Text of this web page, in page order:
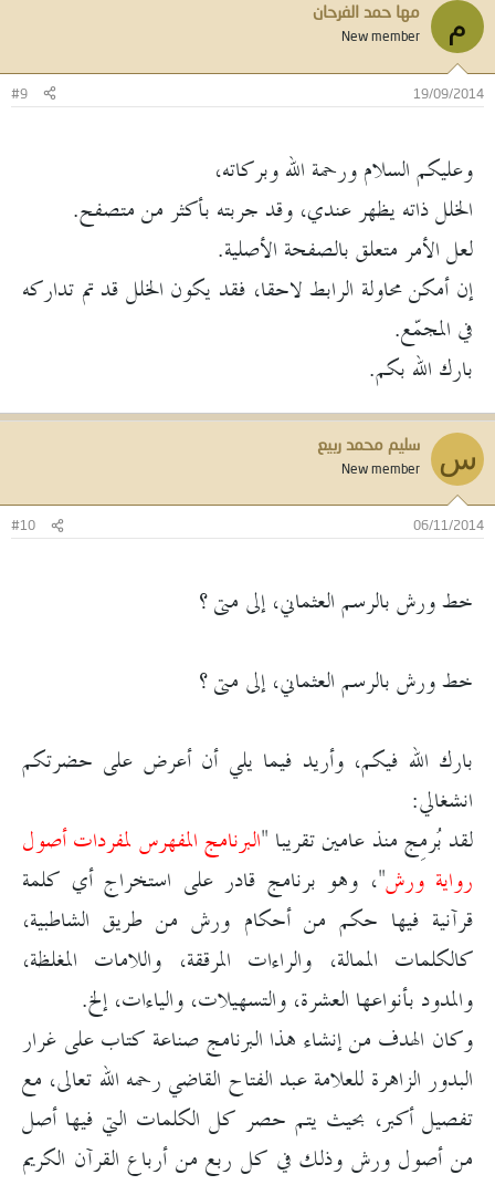
م مها حمد الفرحان
New member
19/09/2014
#9
وعليكم السلام ورحمة الله وبركاته،
الخلل ذاته يظهر عندي، وقد جربته بأكثر من متصفح.
لعل الأمر متعلق بالصفحة الأصلية.
إن أمكن محاولة الرابط لاحقا، فقد يكون الخلل قد تم تداركه
في المجمّع.
بارك الله بكم.
س سليم محمد ربيع
New member
06/11/2014
#10
خط ورش بالرسم العثماني، إلى متى ؟
خط ورش بالرسم العثماني، إلى متى ؟
بارك الله فيكم، وأريد فيما يلي أن أعرض على حضرتكم
انشغالي:
لقد بُرمِج منذ عامين تقريبا "البرنامج المفهرس لمفردات أصول
رواية ورش"، وهو برنامج قادر على استخراج أي كلمة
قرآنية فيها حكم من أحكام ورش من طريق الشاطبية،
كالكلمات الممالة، والراءات المرققة، واللامات المغلظة،
والمدود بأنواعها العشرة، والتسهيلات، والياءات، إلخ.
وكان الهدف من إنشاء هذا البرنامج صناعة كتاب على غرار
البدور الزاهرة للعلامة عبد الفتاح القاضي رحمه الله تعالى، مع
تفصيل أكبر، بحيث يتم حصر كل الكلمات التي فيها أصل
من أصول ورش وذلك في كل ربع من أرباع القرآن الكريم